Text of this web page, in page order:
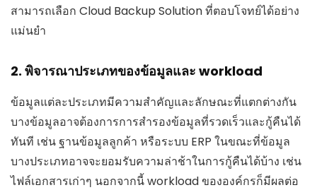
สามารถเลือก Cloud Backup Solution ที่ตอบโจทย์ได้อย่าง
แม่นยำ
2. พิจารณาประเภทของข้อมูลและ workload
ข้อมูลแต่ละประเภทมีความสำคัญและลักษณะที่แตกต่างกัน
บางข้อมูลอาจต้องการการสำรองข้อมูลที่รวดเร็วและกู้คืนได้
ทันที เช่น ฐานข้อมูลลูกค้า หรือระบบ ERP ในขณะที่ข้อมูล
บางประเภทอาจจะยอมรับความล่าช้าในการกู้คืนได้บ้าง เช่น
ไฟล์เอกสารเก่าๆ นอกจากนี้ workload ขององค์กรก็มีผลต่อ